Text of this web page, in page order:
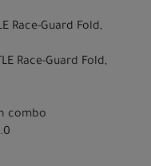
Race-Guard Fold,
Race-Guard Fold,
combo